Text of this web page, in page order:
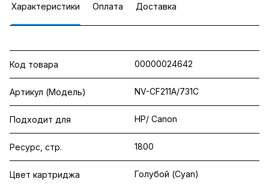
Характеристики Оплата Доставка
Код товара 00000024642
Артикул (Модель) NV-CF211A/731C
Подходит для HP/ Canon
Ресурс, стр. 1800
Цвет картриджа Голубой (Cyan)